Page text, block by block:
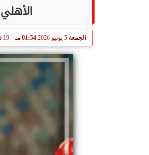
الجمعة 5 يونيو 2026 01:54 مـ 19 ذو الحجة 1447